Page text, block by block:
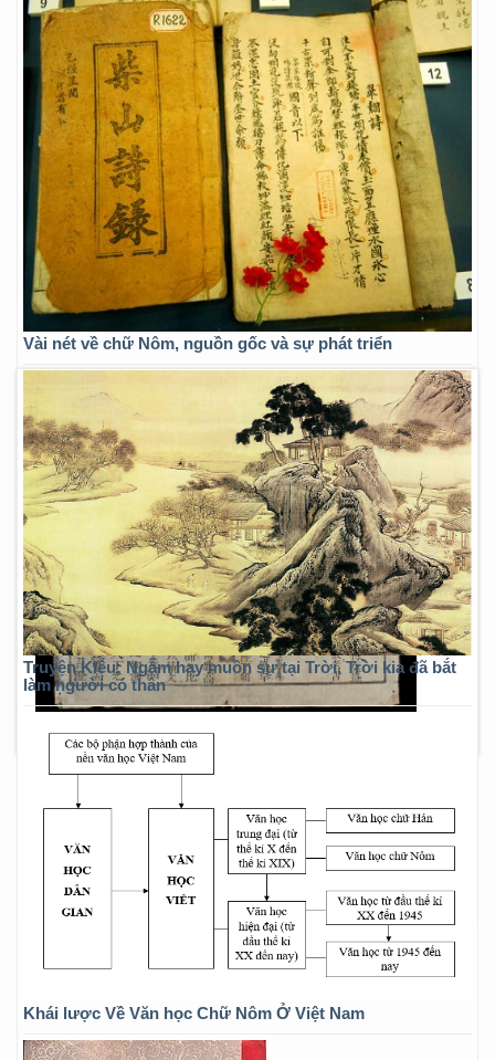
Vài nét về chữ Nôm, nguồn gốc và sự phát triển
Truyện Kiều: Ngẫm hay muôn sự tại Trời, Trời kia đã bắt
làm người có thân
Khái lược Về Văn học Chữ Nôm Ở Việt Nam